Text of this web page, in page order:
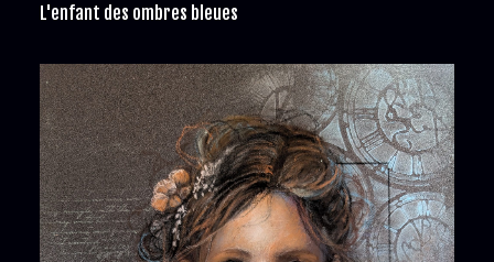
L'enfant des ombres bleues